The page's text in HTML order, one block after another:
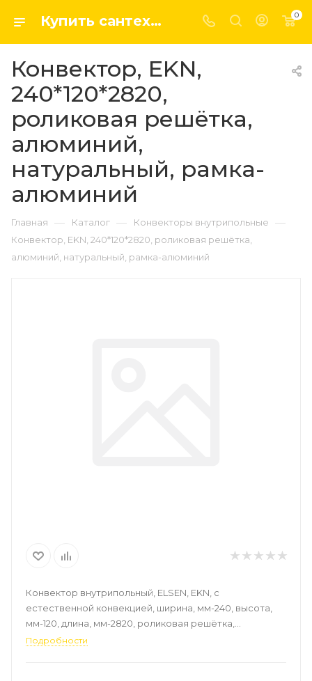
Купить сантехнику, системы отопление и водоснабжения оптом и в розницу в интернет-магазине elsen-opt.ru 0
Конвектор, EKN,
240*120*2820,
роликовая решётка,
алюминий,
натуральный, рамка-
алюминий
Главная — Каталог — Конвекторы внутрипольные —
Конвектор, EKN, 240*120*2820, роликовая решётка,
алюминий, натуральный, рамка-алюминий
Конвектор внутрипольный, ELSEN, EKN, с
естественной конвекцией, ширина, мм-240, высота,
мм-120, длина, мм-2820, роликовая решётка,
алюминий, цвет-натуральный, рамка-алюминий
Подробности